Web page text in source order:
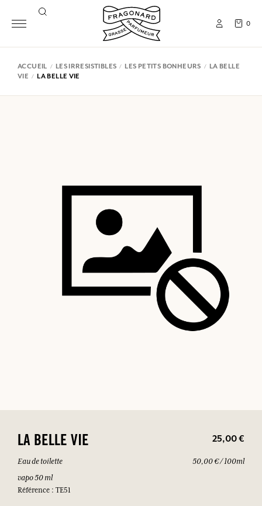
0
ACCUEIL LES IRRESISTIBLES LES PETITS BONHEURS
LA BELLE
VIE
LA BELLE VIE
LA BELLE VIE 25,00 €
Eau de toilette
vapo 50 ml
Référence : TE51
50,00 € / 100ml